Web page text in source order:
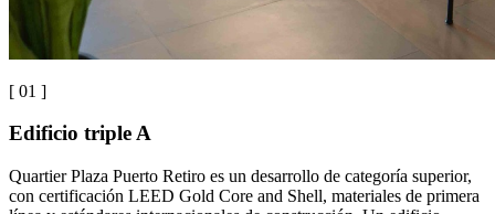
[ 01 ]
Edificio triple A
Quartier Plaza Puerto Retiro es un desarrollo de categoría superior,
con certificación LEED Gold Core and Shell, materiales de primera